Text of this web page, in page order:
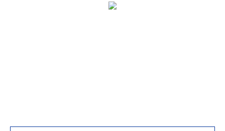
Bildergalerie überspringen